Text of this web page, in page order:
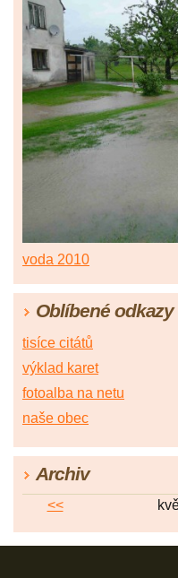
voda 2010
Oblíbené odkazy
tisíce citátů
výklad karet
fotoalba na netu
naše obec
Archiv
<<